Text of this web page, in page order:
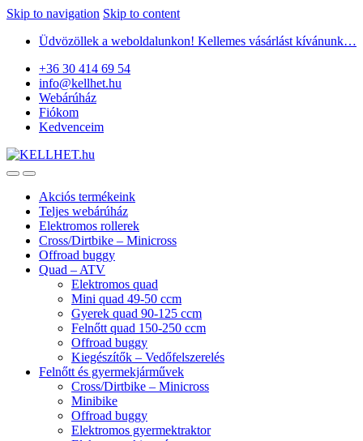
Skip to navigation Skip to content
Üdvözöllek a weboldalunkon! Kellemes vásárlást kívánunk…
+36 30 414 69 54
info@kellhet.hu
Webárúház
Fiókom
Kedvenceim
Akciós termékeink
Teljes webárúház
Elektromos rollerek
Cross/Dirtbike – Minicross
Offroad buggy
Quad – ATV
Elektromos quad
Mini quad 49-50 ccm
Gyerek quad 90-125 ccm
Felnőtt quad 150-250 ccm
Offroad buggy
Kiegészítők – Vedőfelszerelés
Felnőtt és gyermekjárművek
Cross/Dirtbike – Minicross
Minibike
Offroad buggy
Elektromos gyermektraktor